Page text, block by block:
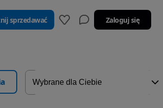
sprzedawać Zaloguj się